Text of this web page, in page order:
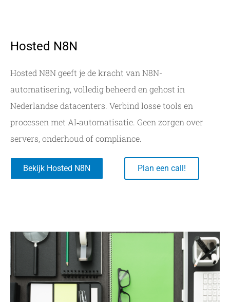
Hosted N8N
Hosted N8N geeft je de kracht van N8N-
automatisering, volledig beheerd en gehost in
Nederlandse datacenters. Verbind losse tools en
processen met AI‑automatisatie. Geen zorgen over
servers, onderhoud of compliance.
Bekijk Hosted N8N Plan een call!